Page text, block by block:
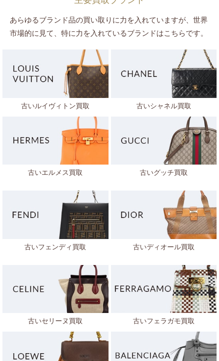
あらゆるブランド品の買い取りに力を入れていますが、世界
市場的に見て、特に力を入れているブランドはこちらです。
古いルイヴィトン買取 古いシャネル買取
古いエルメス買取 古いグッチ買取
古いフェンディ買取 古いディオール買取
古いセリーヌ買取 古いフェラガモ買取